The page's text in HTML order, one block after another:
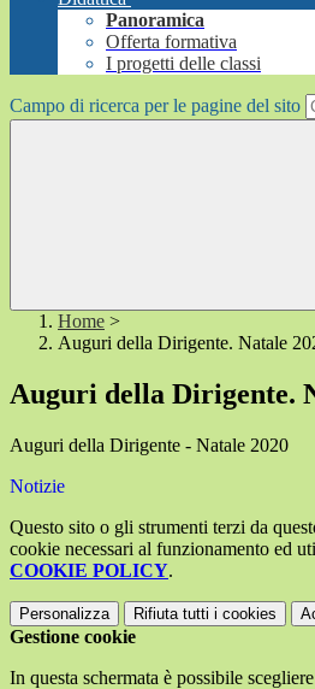
Panoramica
Offerta formativa
I progetti delle classi
Campo di ricerca per le pagine del sito
Home >
Auguri della Dirigente. Natale
Auguri della Dirigente.
Auguri della Dirigente - Natale 2020
Notizie
Questo sito o gli strumenti terzi da
cookie necessari al funzionamento ed
COOKIE POLICY.
Personalizza Rifiuta tutti i cookies
Gestione cookie
In questa schermata è possibile